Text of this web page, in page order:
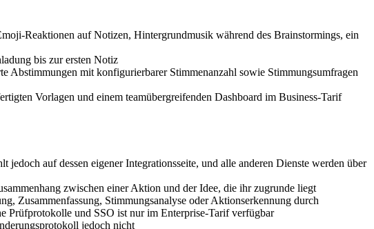
Reaktionen auf Notizen, Hintergrundmusik während des Brainstormings, ein
bis zur ersten Notiz
mit konfigurierbarer Stimmenanzahl sowie Stimmungsumfragen
Vorlagen und einem teamübergreifenden Dashboard im Business-Tarif
auf dessen eigener Integrationsseite, und alle anderen Dienste werden über
zwischen einer Aktion und der Idee, die ihr zugrunde liegt
Zusammenfassung, Stimmungsanalyse oder Aktionserkennung durch
Prüfprotokolle und SSO ist nur im Enterprise-Tarif verfügbar
jedoch nicht